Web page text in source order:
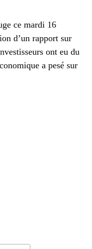
ce mardi 16
d’un rapport sur
ont eu du
a pesé sur